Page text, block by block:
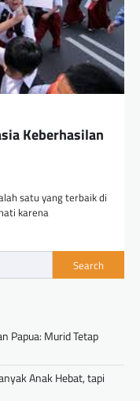
Keberhasilan
satu yang terbaik di
karena
Search
Papua: Murid Tetap
Anak Hebat, tapi